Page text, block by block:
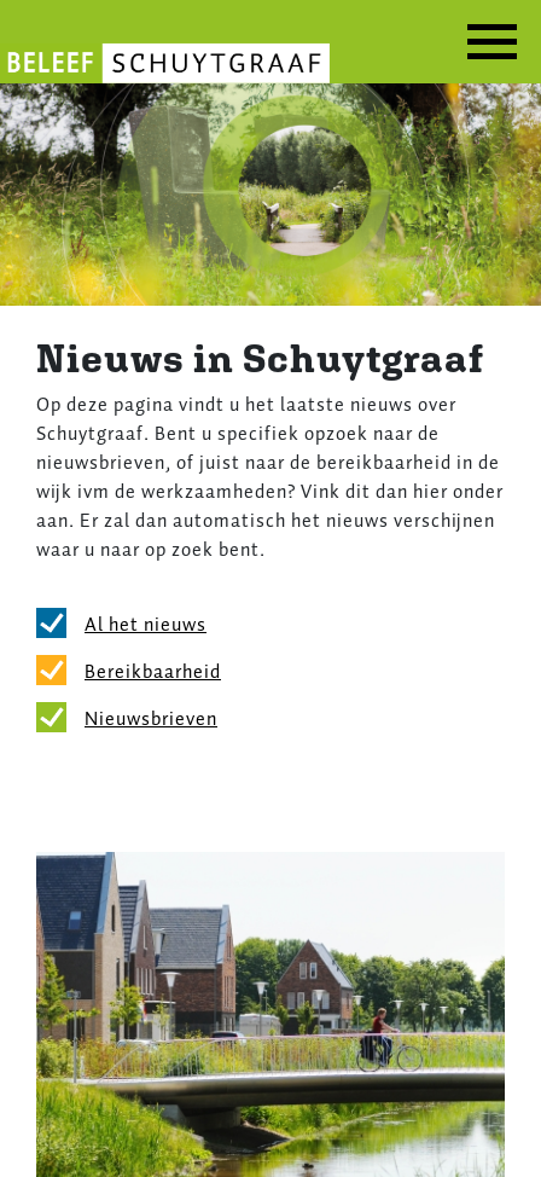
en
naar
de
inhoud
gaan
Actueel
Nieuws in Schuytgraaf
Op deze pagina vindt u het laatste nieuws over
Schuytgraaf. Bent u specifiek opzoek naar de
nieuwsbrieven, of juist naar de bereikbaarheid in de
wijk ivm de werkzaamheden? Vink dit dan hier onder
aan. Er zal dan automatisch het nieuws verschijnen
waar u naar op zoek bent.
Al het nieuws
Bereikbaarheid
Nieuwsbrieven